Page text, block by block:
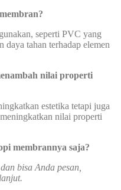
seperti PVC yang
daya tahan terhadap elemen
nilai properti
estetika tetapi juga
nilai properti
membrannya saja?
bisa Anda pesan,